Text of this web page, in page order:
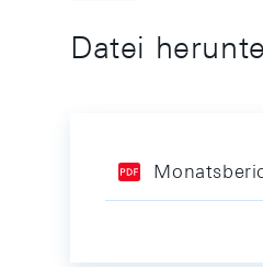
Datei